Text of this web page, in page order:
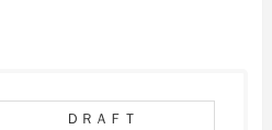
ＤＲＡＦＴ